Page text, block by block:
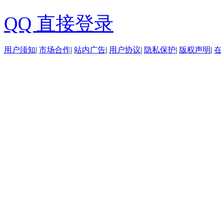
QQ 直接登录
用户须知| 市场合作| 站内广告| 用户协议| 隐私保护| 版权声明|